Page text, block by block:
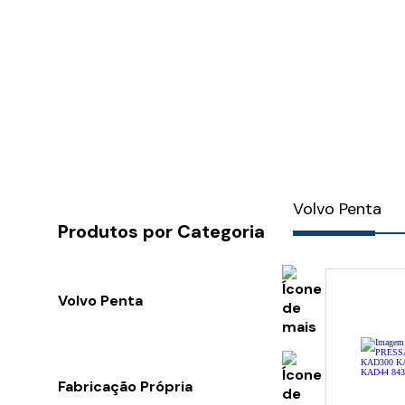
Produtos por Categoria
Volvo Penta
Motor
Fabricação Própria
Volvo Penta